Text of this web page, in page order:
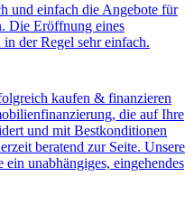
und einfach die Angebote für
Die Eröffnung eines
der Regel sehr einfach.
kaufen & finanzieren
die auf Ihre
und mit Bestkonditionen
beratend zur Seite. Unsere
unabhängiges, eingehendes